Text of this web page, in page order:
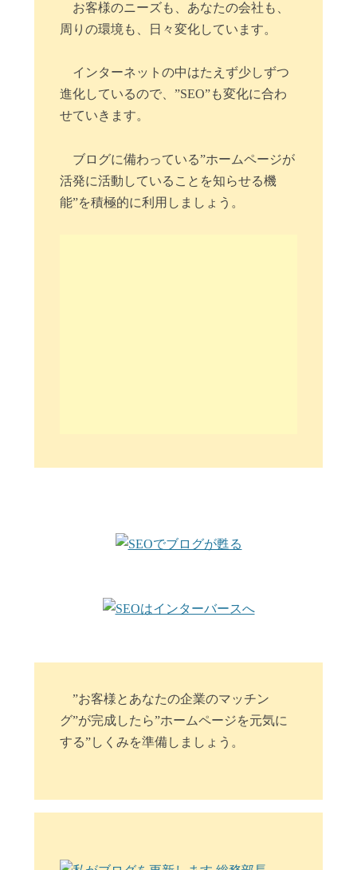
お客様のニーズも、あなたの会社も、
周りの環境も、日々変化しています。
インターネットの中はたえず少しずつ
進化しているので、”SEO”も変化に合わ
せていきます。
ブログに備わっている”ホームページが
活発に活動していることを知らせる機
能”を積極的に利用しましょう。
”お客様とあなたの企業のマッチン
グ”が完成したら”ホームページを元気に
する”しくみを準備しましょう。